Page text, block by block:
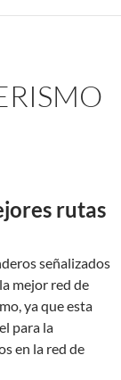
rutas
señalizados
mejor red de
ya que esta
para la
en la red de